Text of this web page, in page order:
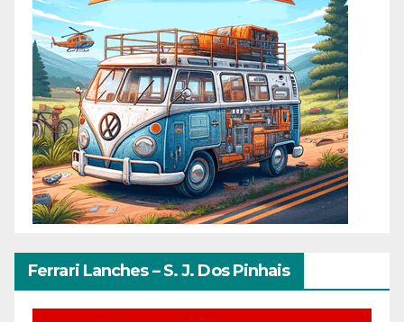
Ferrari Lanches – S. J. Dos Pinhais